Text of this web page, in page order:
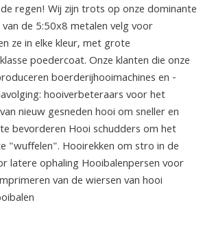
regen! Wij zijn trots op onze dominante
de 5:50x8 metalen velg voor
ze in elke kleur, met grote
poedercoat. Onze klanten die onze
boerderijhooimachines en -
hooiverbeteraars voor het
nieuw gesneden hooi om sneller en
bevorderen Hooi schudders om het
"wuffelen". Hooirekken om stro in de
latere ophaling Hooibalenpersen voor
van de wiersen van hooi